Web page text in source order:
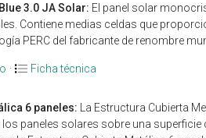
3.0 JA Solar: El panel solar
Contiene medias celdas que
PERC del fabricante de renombre
· Ficha técnica
6 paneles: La Estructura Cubierta
paneles solares sobre una superficie